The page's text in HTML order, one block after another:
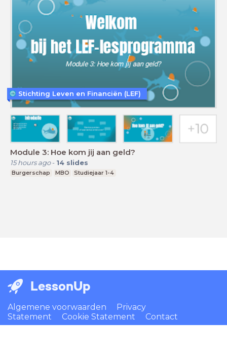
Module 3: Hoe kom jij aan geld?
15 hours ago- 14 slides
Burgerschap MBO Studiejaar 1-4
Stichting Leven en Financiën (LEF)
LessonUp
Algemene voorwaarden
Privacy
Statement
Cookie Statement Contact